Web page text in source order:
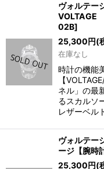
ヴォルテ
VOLTAGE
02B]
25,300円(
在庫なし
時計の機能
【
ネル」の最
るスカルソ
レザーベル
ヴォルテ
ージ【腕時
25,300円(